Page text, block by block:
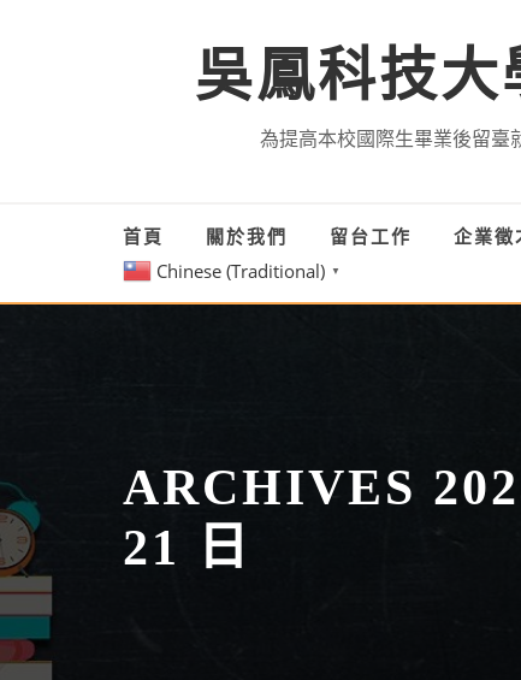
吳鳳科技
為提高本校國際生畢業後留臺
首頁 關於我們 留台工作 企業徵
Chinese (Traditional)
▼
ARCHIVES
21 日